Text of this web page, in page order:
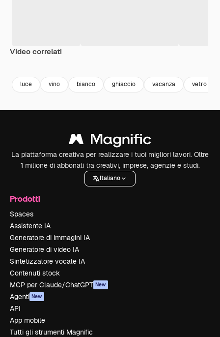
Video correlati
luce vino bianco ghiaccio vacanza vetro
La piattaforma creativa per realizzare i tuoi migliori lavori. Oltre
1 milione di abbonati tra creativi, imprese, agenzie e studi.
Italiano
Prodotti
Spaces
Assistente IA
Generatore di immagini IA
Generatore di video IA
Sintetizzatore vocale IA
Contenuti stock
MCP per Claude/ChatGPT New
Agenti New
API
App mobile
Tutti gli strumenti Magnific